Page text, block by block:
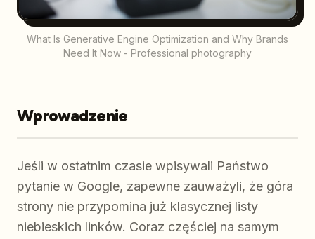
What Is Generative Engine Optimization and Why Brands
Need It Now - Professional photography
Wprowadzenie
Jeśli w ostatnim czasie wpisywali Państwo
pytanie w Google, zapewne zauważyli, że góra
strony nie przypomina już klasycznej listy
niebieskich linków. Coraz częściej na samym